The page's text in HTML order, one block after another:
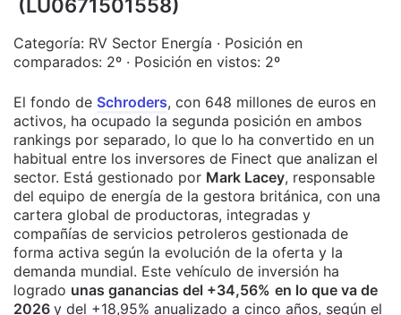
(LU0671501558)
Categoría: RV Sector Energía · Posición en
comparados: 2º · Posición en vistos: 2º
El fondo de Schroders, con 648 millones de euros en
activos, ha ocupado la segunda posición en ambos
rankings por separado, lo que lo ha convertido en un
habitual entre los inversores de Finect que analizan el
sector. Está gestionado por Mark Lacey, responsable
del equipo de energía de la gestora británica, con una
cartera global de productoras, integradas y
compañías de servicios petroleros gestionada de
forma activa según la evolución de la oferta y la
demanda mundial. Este vehículo de inversión ha
logrado unas ganancias del +34,56% en lo que va de
2026 y del +18,95% anualizado a cinco años, según el